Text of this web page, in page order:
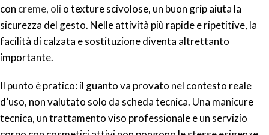
con creme, olio texture scivolose, un buon grip aiuta la
sicurezza del gesto. Nelle attività più rapide e ripetitive, la
facilità di calzata e sostituzione diventa altrettanto
importante.
Il punto è pratico: il guanto va provato nel contesto reale
d’uso, non valutato solo da scheda tecnica. Una manicure
tecnica, un trattamento viso professionale e un servizio